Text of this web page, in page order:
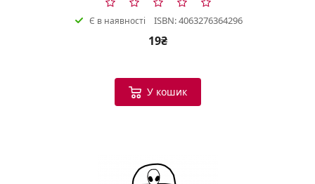
Є в наявності ISBN: 4063276364296
19₴
У кошик